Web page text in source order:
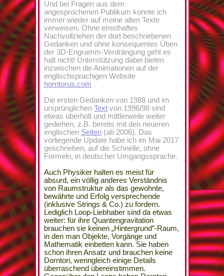
Und bei Fragen aus dem
angesprochenen Publikum konnte ich
immer wieder auf meine alten Texte
verweisen. Ohne ernsthaftes
Nachvollziehen der dort beschriebenen
Gedanken und ohne konsequentes Üben
der 3D-Engramm-Verdrängung geht es
halt nicht! Unterstützung dabei bieten
inzwischen die Animationen auf der
englischsprachigen Website
horntorus.com .
Die ersten Gedanken von 1988 und im
ursprünglichen Textvon 1996/98 sind
etwas überholt und mittlerweile weiter
gediehen, z.B. bereits mit den neueren
englischen Seiten(ab 2006). Das
vorliegende Update habe ich im Mai 2017
geschrieben, auf die Schnelle, ohne
Formeln, in deutscher Umgangssprache.
Auch Physiker halten es meist für
absurd, ein völlig anderes Verständnis
von Raumstruktur als das gewohnte,
bewährte und Erfolg versprechende
(inklusive Strings & Co.) zu fordern.
Lediglich Loop-Liebhaber sind da etwas
weiter: für ihre Quantengravitation
brauchen sie keinen „Hintergrund”-Raum,
in den man Objekte, Vorgänge und
Mathematik einbetten kann. Sie haben
schon ihren Ansatz und brauchen keine
Dorntori, wenngleich einige Details
überraschend übereinstimmen.